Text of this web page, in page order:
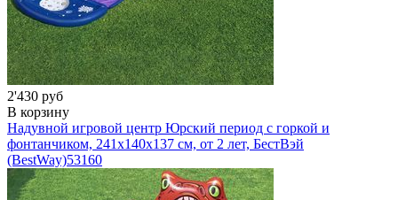
2'430 руб
В корзину
Надувной игровой центр Юрский период с горкой и
фонтанчиком, 241х140х137 см, от 2 лет, БестВэй
(BestWay)53160